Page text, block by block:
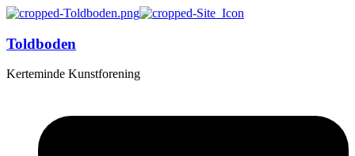
Toldboden
Kerteminde Kunstforening